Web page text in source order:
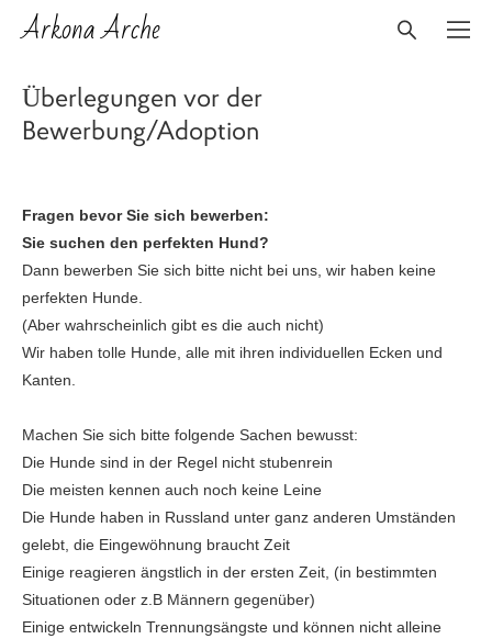
Arkona Arche
Überlegungen vor der
Bewerbung/Adoption
Fragen bevor Sie sich bewerben:
Sie suchen den perfekten Hund?
Dann bewerben Sie sich bitte nicht bei uns, wir haben keine
perfekten Hunde.
(Aber wahrscheinlich gibt es die auch nicht)
Wir haben tolle Hunde, alle mit ihren individuellen Ecken und
Kanten.
Machen Sie sich bitte folgende Sachen bewusst:
Die Hunde sind in der Regel nicht stubenrein
Die meisten kennen auch noch keine Leine
Die Hunde haben in Russland unter ganz anderen Umständen
gelebt, die Eingewöhnung braucht Zeit
Einige reagieren ängstlich in der ersten Zeit, (in bestimmten
Situationen oder z.B Männern gegenüber)
Einige entwickeln Trennungsängste und können nicht alleine